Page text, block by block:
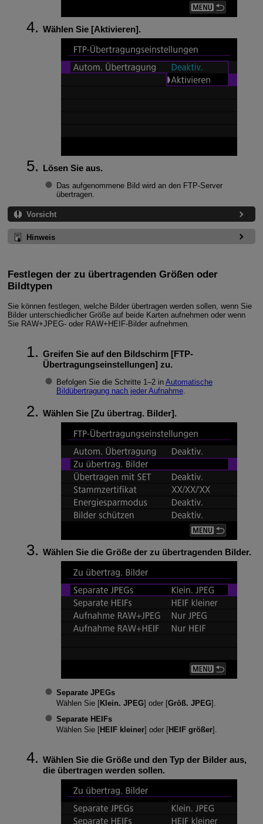
Wählen Sie [Aktivieren].
Lösen Sie aus.
Das aufgenommene Bild wird an den FTP-Server
übertragen.
Vorsicht
Hinweis
Festlegen der zu übertragenden Größen oder
Bildtypen
Sie können festlegen, welche Bilder übertragen werden sollen, wenn Sie
Bilder unterschiedlicher Größe auf beide Karten aufnehmen oder wenn
Sie RAW+JPEG- oder RAW+HEIF-Bilder aufnehmen.
Greifen Sie auf den Bildschirm [FTP-
Übertragungseinstellungen] zu.
Befolgen Sie die Schritte 1–2 in Automatische
Bildübertragung nach jeder Aufnahme.
Wählen Sie [Zu übertrag. Bilder].
Wählen Sie die Größe der zu übertragenden Bilder.
Separate JPEGs
Wählen Sie [Klein. JPEG] oder [Größ. JPEG].
Separate HEIFs
Wählen Sie [HEIF kleiner] oder [HEIF größer].
Wählen Sie die Größe und den Typ der Bilder aus,
die übertragen werden sollen.